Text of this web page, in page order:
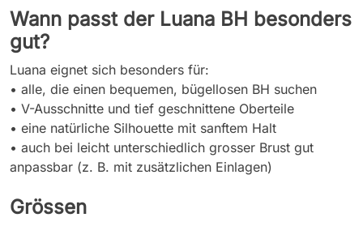
Wann passt der Luana BH besonders
gut?
Luana eignet sich besonders für:
• alle, die einen bequemen, bügellosen BH suchen
• V-Ausschnitte und tief geschnittene Oberteile
• eine natürliche Silhouette mit sanftem Halt
• auch bei leicht unterschiedlich grosser Brust gut
anpassbar (z. B. mit zusätzlichen Einlagen)
Grössen